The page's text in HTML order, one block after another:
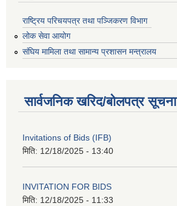
राष्ट्रिय परिचयपत्र तथा पञ्जिकरण विभाग
लोक सेवा आयोग
संघिय मामिला तथा सामान्य प्रशासन मन्त्रालय
सार्वजनिक खरिद/बोलपत्र सूचना
Invitations of Bids (IFB)
मिति: 12/18/2025 - 13:40
INVITATION FOR BIDS
मिति: 12/18/2025 - 11:33